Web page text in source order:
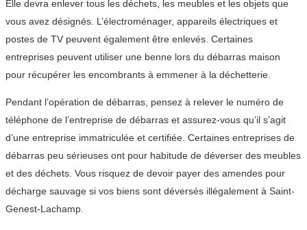
Elle devra enlever tous les déchets, les meubles et les objets que
vous avez désignés. L’électroménager, appareils électriques et
postes de TV peuvent également être enlevés. Certaines
entreprises peuvent utiliser une benne lors du débarras maison
pour récupérer les encombrants à emmener à la déchetterie.
Pendant l’opération de débarras, pensez à relever le numéro de
téléphone de l’entreprise de débarras et assurez-vous qu’il s’agit
d’une entreprise immatriculée et certifiée. Certaines entreprises de
débarras peu sérieuses ont pour habitude de déverser des meubles
et des déchets. Vous risquez de devoir payer des amendes pour
décharge sauvage si vos biens sont déversés illégalement à Saint-
Genest-Lachamp.